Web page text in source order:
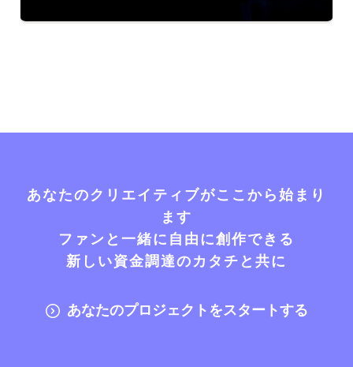
あなたのクリエイティブがここから始まり
ます
ファンと一緒に自由に創作できる
新しい資金調達のカタチと共に
あなたのプロジェクトをスタートする